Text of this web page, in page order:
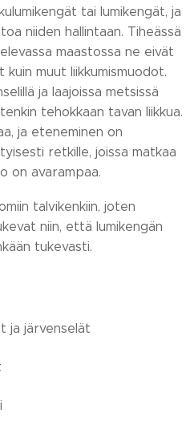
tai lumikengät, ja
niiden hallintaan. Tiheässä
maastossa ne eivät
muut liikkumismuodot.
ja laajoissa metsissä
tehokkaan tavan liikkua.
ja eteneminen on
retkille, joissa matkaa
on avarampaa.
talvikenkiin, joten
niin, että lumikengän
tukevasti.
ja järvenselät